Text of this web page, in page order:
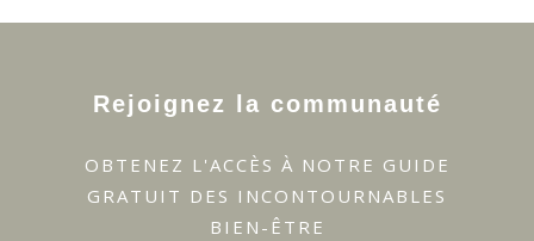
Rejoignez la communauté
OBTENEZ L'ACCÈS À NOTRE GUIDE
GRATUIT DES INCONTOURNABLES
BIEN-ÊTRE